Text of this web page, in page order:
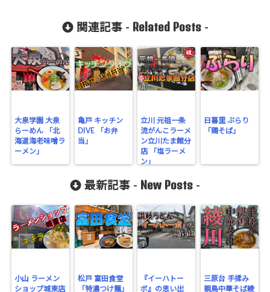
関連記事 - Related Posts-
大泉学園 大泉
らーめん 「北
海道海老味噌ラ
ーメン」
亀戸 キッチン
DIVE 「お弁
当」
立川 元祖一条
流がんこラーメ
ン立川たま館分
店 「塩ラーメ
ン」
日暮里 ぶらり
「鶏そば」
最新記事 - New Posts -
小山 ラーメン
ショップ城東店
松戸 富田食堂
「特濃つけ麺」
『イーハトー
ボ』の思い出
三原台 手揉み
親鳥中華そば綾